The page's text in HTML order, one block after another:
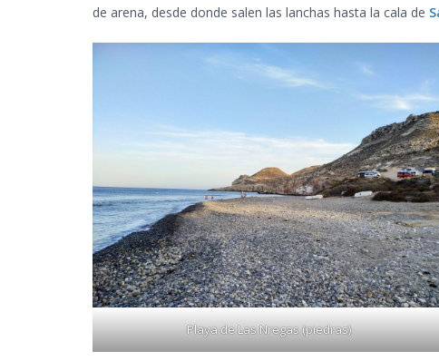
de arena, desde donde salen las lanchas hasta la cala de
Playa de Las Nregas (piedras)